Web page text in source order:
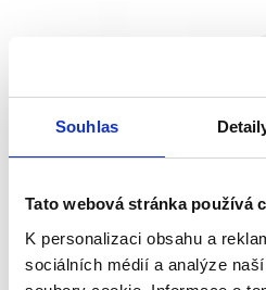
Souhlas
Tato webová stránka používá
K personalizaci obsahu a
sociálních médií a analýze
PVC Flachkanal K-90x220/